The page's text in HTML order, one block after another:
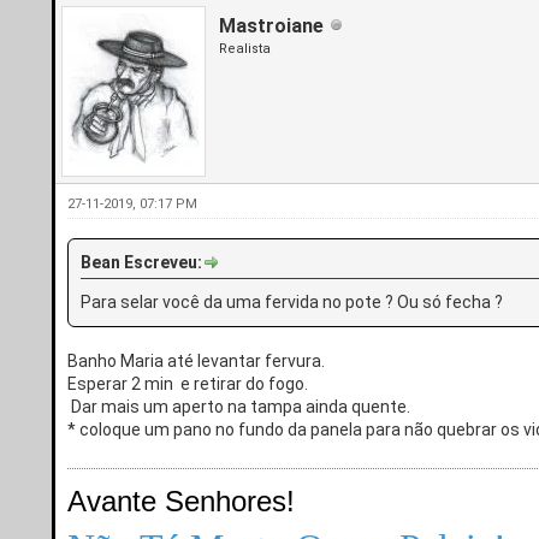
Mastroiane
Realista
27-11-2019, 07:17 PM
Bean Escreveu:
Para selar você da uma fervida no pote ? Ou só fecha ?
Banho Maria até levantar fervura.
Esperar 2 min e retirar do fogo.
Dar mais um aperto na tampa ainda quente.
* coloque um pano no fundo da panela para não quebrar os
Avante Senhores!